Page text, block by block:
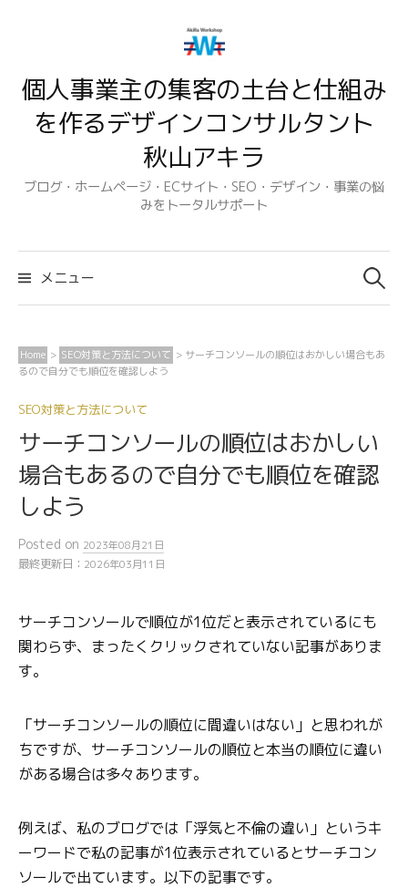
ン
キ
個人事業主の集客の土台と仕組み
を作るデザインコンサルタント
秋山アキラ
ブログ・ホームページ・ECサイト・SEO・デザイン・事業の悩
みをトータルサポート
メニュー
検
索:
Home > SEO対策と方法について > サーチコンソールの順位はおかしい場合もあ
るので自分でも順位を確認しよう
SEO対策と方法について
サーチコンソールの順位はおかしい
場合もあるので自分でも順位を確認
しよう
Posted on 2023年08月21日
最終更新日： 2026年03月11日
サーチコンソールで順位が1位だと表示されているにも
関わらず、まったくクリックされていない記事がありま
す。
「サーチコンソールの順位に間違いはない」と思われが
ちですが、サーチコンソールの順位と本当の順位に違い
がある場合は多々あります。
例えば、私のブログでは「浮気と不倫の違い」というキ
ーワードで私の記事が1位表示されているとサーチコン
ソールで出ています。以下の記事です。